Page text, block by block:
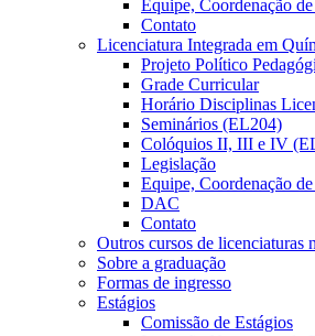
Equipe, Coordenação
Contato
Licenciatura Integrada em
Projeto Político
Grade Curricular
Horário Disciplinas
Seminários (EL204)
Colóquios II, III e IV
Legislação
Equipe, Coordenação
DAC
Contato
Outros cursos de
Sobre a graduação
Formas de ingresso
Estágios
Comissão de Estágios